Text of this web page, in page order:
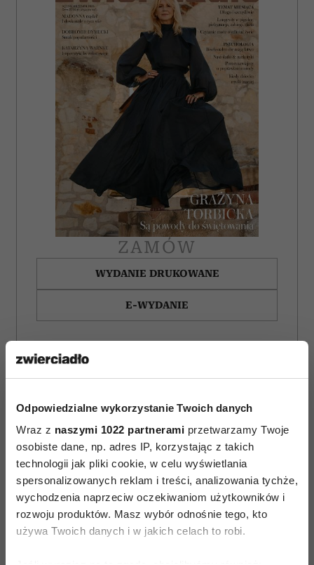
Odpowiedzialne wykorzystanie Twoich danych
Wraz z naszymi 1022 partnerami przetwarzamy Twoje
osobiste dane, np. adres IP, korzystając z takich
technologii jak pliki cookie, w celu wyświetlania
spersonalizowanych reklam i treści, analizowania tychże,
wychodzenia naprzeciw oczekiwaniom użytkowników i
rozwoju produktów. Masz wybór odnośnie tego, kto
używa Twoich danych i w jakich celach to robi.
ZAMÓW
WYDANIE DRUKOWANE
E-WYDANIE